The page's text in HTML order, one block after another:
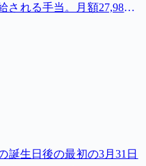
される手当。月額27,980
誕生日後の最初の3月31日